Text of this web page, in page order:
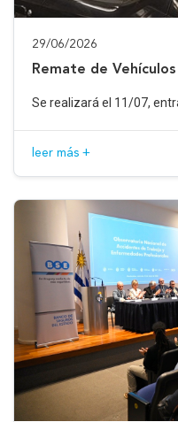
29/06/2026
Remate de
Se realizará el 11/07,
leer más +